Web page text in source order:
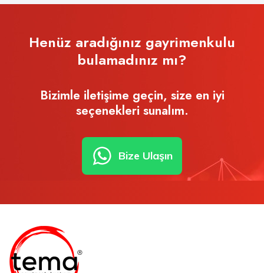
Henüz aradığınız gayrimenkulu
bulamadınız mı?
Bizimle iletişime geçin, size en iyi
seçenekleri sunalım.
Bize Ulaşın